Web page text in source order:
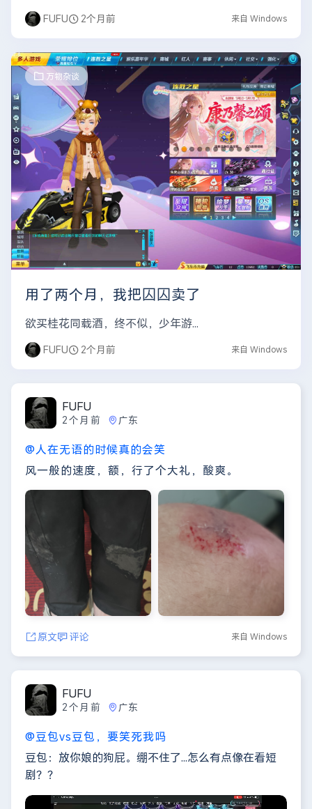
灯，加电池干嘛...直接插电不好...
FUFU 2个月前 来自 Windows
万物杂谈
用了两个月，我把囚囚卖了
欲买桂花同载酒，终不似，少年游...
FUFU 2个月前 来自 Windows
FUFU
2个月前 广东
@人在无语的时候真的会笑
风一般的速度，额，行了个大礼，酸爽。
原文 评论 来自 Windows
FUFU
2个月前 广东
@豆包vs豆包，要笑死我吗
豆包：放你娘的狗屁。绷不住了...怎么有点像在看短
剧？？